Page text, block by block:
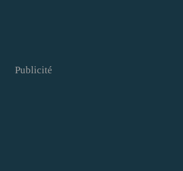
Publicité